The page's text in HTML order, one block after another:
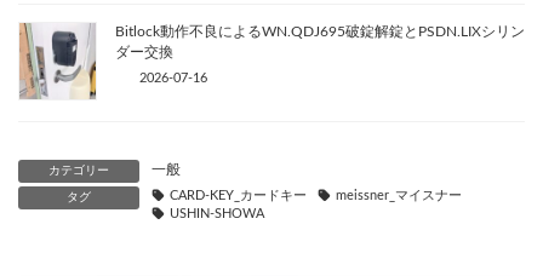
Bitlock動作不良によるWN.QDJ695破錠解錠とPSDN.LIXシリン
ダー交換
2026-07-16
カテゴリー 一般
タグ CARD-KEY_カードキー
meissner_マイスナー
USHIN-SHOWA